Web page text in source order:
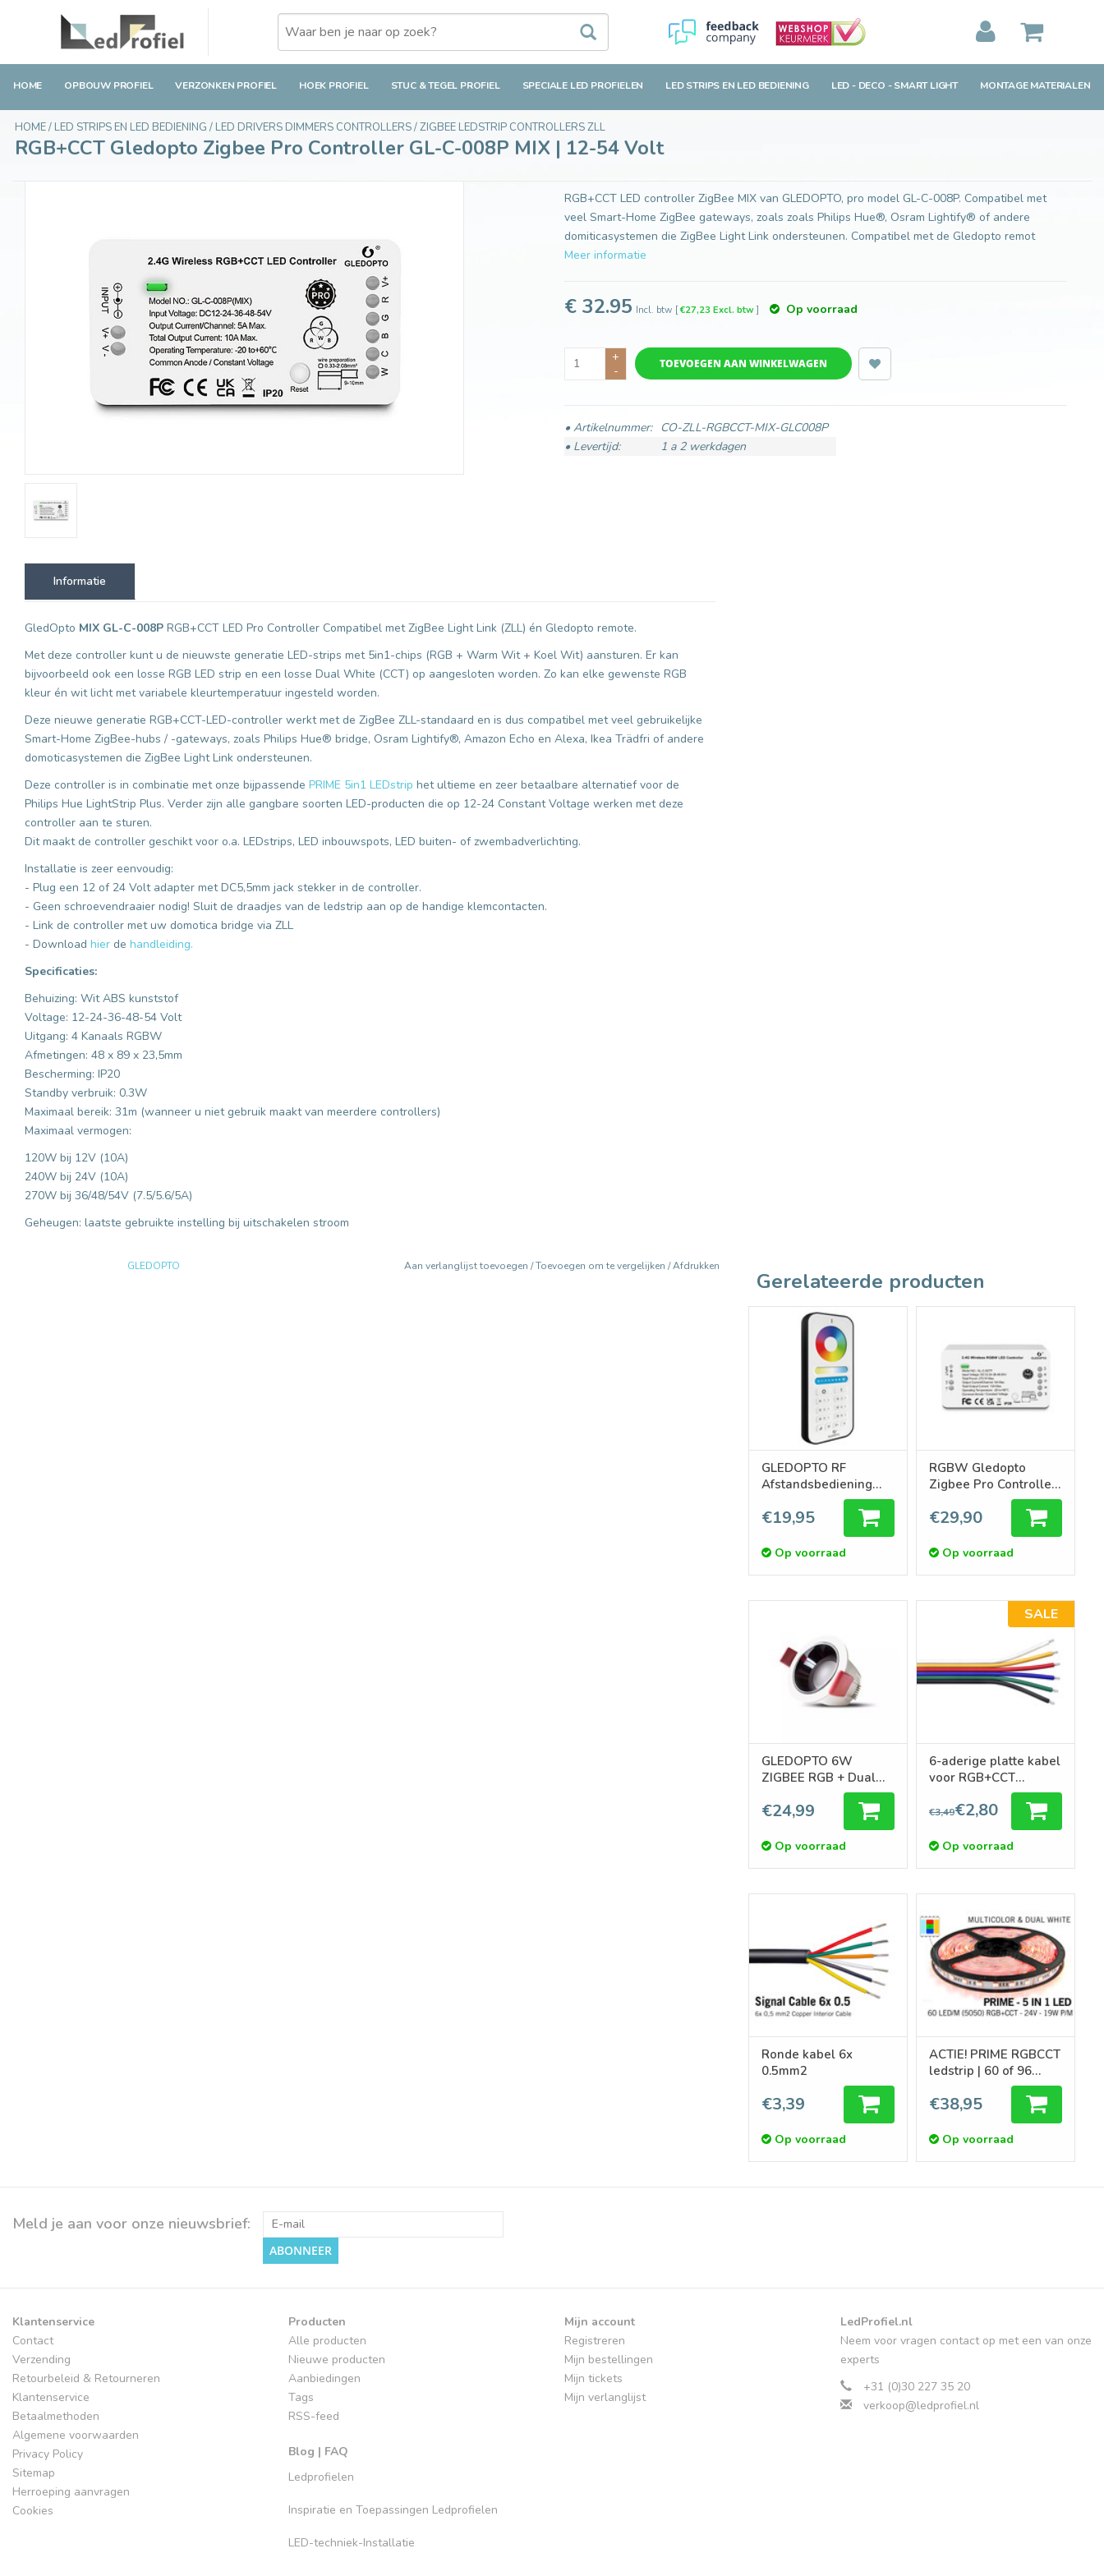
HOME OPBOUW PROFIEL VERZONKEN PROFIEL HOEK PROFIEL STUC & TEGEL PROFIEL SPECIALE LED PROFIELEN LED STRIPS EN LED BEDIENING LED - DECO - SMART LIGHT MONTAGE MATERIALEN
RGB+CCT Gledopto Zigbee Pro Controller GL-C-008P MIX | 12-54 Volt
HOME/ LED STRIPS EN LED BEDIENING / LED DRIVERS DIMMERS CONTROLLERS/ZIGBEE LEDSTRIP CONTROLLERS ZLL
RGB+CCT Gledopto Zigbee Pro Controller GL-C-008P MIX | 12-54 Volt
RGB+CCT LED controller ZigBee MIX van GLEDOPTO, pro model GL-C-008P. Compatibel met
veel Smart-Home ZigBee gateways, zoals zoals Philips Hue®, Osram Lightify® of andere
domiticasystemen die ZigBee Light Link ondersteunen. Compatibel met de Gledopto remot
Meer informatie
€ 32.95 Incl. btw [€27,23 Excl. btw] Op voorraad
+
-
TOEVOEGEN AAN WINKELWAGEN
• Artikelnummer:
CO-ZLL-RGBCCT-MIX-GLC008P
• Levertijd:
1 a 2 werkdagen
Informatie
GledOpto MIX GL-C-008P RGB+CCT LED Pro Controller Compatibel met ZigBee Light Link (ZLL) én Gledopto remote.
Met deze controller kunt u de nieuwste generatie LED-strips met 5in1-chips (RGB + Warm Wit + Koel Wit) aansturen. Er kan
bijvoorbeeld ook een losse RGB LED strip en een losse Dual White (CCT) op aangesloten worden. Zo kan elke gewenste RGB
kleur én wit licht met variabele kleurtemperatuur ingesteld worden.
Deze nieuwe generatie RGB+CCT-LED-controller werkt met de ZigBee ZLL-standaard en is dus compatibel met veel gebruikelijke
Smart-Home ZigBee-hubs / -gateways, zoals Philips Hue® bridge, Osram Lightify®, Amazon Echo en Alexa, Ikea Trädfri of andere
domoticasystemen die ZigBee Light Link ondersteunen.
Deze controller is in combinatie met onze bijpassende PRIME 5in1 LEDstrip het ultieme en zeer betaalbare alternatief voor de
Philips Hue LightStrip Plus. Verder zijn alle gangbare soorten LED-producten die op 12-24 Constant Voltage werken met deze
controller aan te sturen.
Dit maakt de controller geschikt voor o.a. LEDstrips, LED inbouwspots, LED buiten- of zwembadverlichting.
Installatie is zeer eenvoudig:
- Plug een 12 of 24 Volt adapter met DC5,5mm jack stekker in de controller.
- Geen schroevendraaier nodig! Sluit de draadjes van de ledstrip aan op de handige klemcontacten.
- Link de controller met uw domotica bridge via ZLL
- Download hier de handleiding.
Specificaties:
Behuizing: Wit ABS kunststof
Voltage: 12-24-36-48-54 Volt
Uitgang: 4 Kanaals RGBW
Afmetingen: 48 x 89 x 23,5mm
Bescherming: IP20
Standby verbruik: 0.3W
Maximaal bereik: 31m (wanneer u niet gebruik maakt van meerdere controllers)
Maximaal vermogen:
120W bij 12V (10A)
240W bij 24V (10A)
270W bij 36/48/54V (7.5/5.6/5A)
Geheugen: laatste gebruikte instelling bij uitschakelen stroom
Gerelateerde producten
GLEDOPTO RF
Afstandsbediening
RGB+CCT voor 6
Zones
€19,95
Op voorraad
RGBW Gledopto
Zigbee Pro Controller
GL-C-007P | 12-54
Volt
€29,90
Op voorraad
GLEDOPTO 6W
ZIGBEE RGB + Dual
White Anti-Glare
Inbouwspot 220V
€24,99
Op voorraad
SALE
6-aderige platte kabel
voor RGB+CCT
€3,49€2,80
Op voorraad
Ronde kabel 6x
0.5mm2
€3,39
Op voorraad
ACTIE! PRIME RGBCCT
ledstrip | 60 of 96
LED/m | 5in1 | 12 of
24V | 2.5 of 5m
€38,95
Op voorraad
GLEDOPTO Aan verlanglijst toevoegen /Toevoegen om te vergelijken /Afdrukken
Meld je aan voor onze nieuwsbrief:
ABONNEER
Klantenservice
Contact
Verzending
Retourbeleid & Retourneren
Klantenservice
Betaalmethoden
Algemene voorwaarden
Privacy Policy
Sitemap
Herroeping aanvragen
Cookies
Producten
Alle producten
Nieuwe producten
Aanbiedingen
Tags
RSS-feed
Blog | FAQ
Ledprofielen
Inspiratie en Toepassingen Ledprofielen
LED-techniek-Installatie
Mijn account
Registreren
Mijn bestellingen
Mijn tickets
Mijn verlanglijst
LedProfiel.nl
Neem voor vragen contact op met een van onze
experts
+31 (0)30 227 35 20
verkoop@ledprofiel.nl